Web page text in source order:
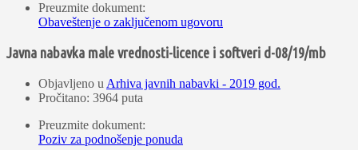
Preuzmite dokument:
Obaveštenje o zaključenom ugovoru
Javna nabavka male vrednosti-licence i softveri d-08/19/mb
Objavljeno uArhiva javnih nabavki - 2019 god.
Pročitano: 3964 puta
Preuzmite dokument:
Poziv za podnošenje ponuda